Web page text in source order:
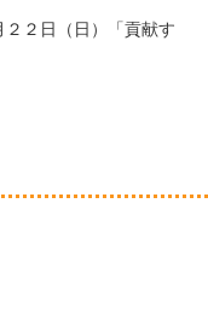
２日（日）「貢献す